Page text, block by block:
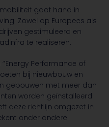
gaat hand in
Zowel op Europees als
gestimuleerd en
te realiseren.
Performance of
bij nieuwbouw en
gebouwen met meer dan
worden geïnstalleerd
deze richtlijn omgezet in
onder andere: